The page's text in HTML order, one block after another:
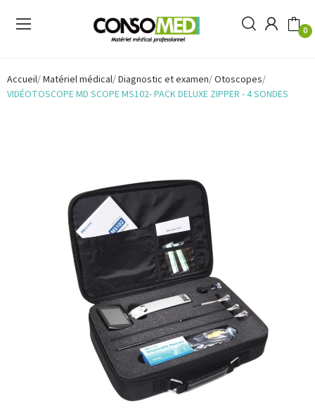
0
Accueil Matériel médical Diagnostic et examen Otoscopes
VIDÉOTOSCOPE MD SCOPE MS102- PACK DELUXE ZIPPER - 4 SONDES